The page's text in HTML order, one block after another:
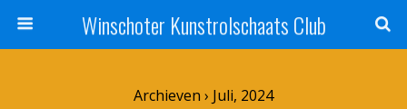
Winschoter Kunstrolschaats Club
Archieven › Juli, 2024